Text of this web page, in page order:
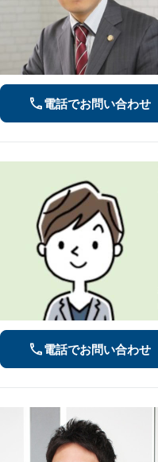
電話でお問い合わせ
電話でお問い合わせ